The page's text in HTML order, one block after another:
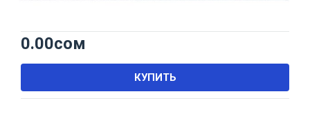
0.00сом
КУПИТЬ